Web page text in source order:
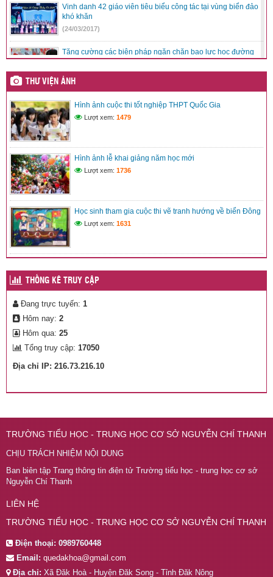
Vinh danh 42 giáo viên tiêu biểu công tác tại vùng biển đảo
khó khăn
(24/03/2017)
Tăng cường các biện pháp ngăn chặn bạo lực học đường
quan báo chí
(24/03/2017)
Bộ trưởng Phùng Xuân Nhạ chia sẻ 8 nhiệm vụ trọng tâm
của ngành GDĐT
(24/03/2017)
THƯ VIỆN ẢNH
Hình ảnh cuộc thi tốt nghiệp THPT Quốc Gia
Lượt xem: 1479
Hình ảnh lễ khai giảng năm học mới
Lượt xem: 1736
Học sinh tham gia cuộc thi vẽ tranh hướng về biển Đông
Lượt xem: 1631
THỐNG KÊ TRUY CẬP
Đang trực tuyến: 1
Hôm nay: 2
Hôm qua: 25
Tổng truy cập: 17050
Địa chỉ IP: 216.73.216.10
TRƯỜNG TIỂU HỌC - TRUNG HỌC CƠ SỞ NGUYỄN CHÍ THANH
CHỊU TRÁCH NHIỆM NỘI DUNG
Ban biên tập Trang thông tin điện tử Trường tiểu học - trung học cơ sở
Nguyễn Chí Thanh
LIÊN HỆ
TRƯỜNG TIỂU HỌC - TRUNG HỌC CƠ SỞ NGUYỄN CHÍ THANH
Điện thoại:0989760448
Email:quedakhoa@gmail.com
Địa chỉ:Xã Đăk Hoà - Huyện Đăk Song - Tỉnh Đăk Nông